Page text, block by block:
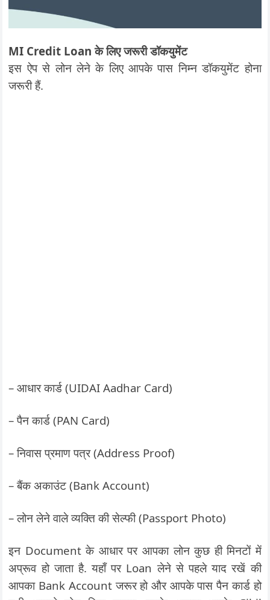
MI Credit Loan के लिए जरूरी डॉकयुमेंट
इस ऐप से लोन लेने के लिए आपके पास निम्न डॉकयुमेंट होना
जरूरी हैं.
– आधार कार्ड (UIDAI Aadhar Card)
– पैन कार्ड (PAN Card)
– निवास प्रमाण पत्र (Address Proof)
– बैंक अकाउंट (Bank Account)
– लोन लेने वाले व्यक्ति की सेल्फी (Passport Photo)
इन Document के आधार पर आपका लोन कुछ ही मिनटों में
अप्रूव हो जाता है. यहाँ पर Loan लेने से पहले याद रखें की
आपका Bank Account जरूर हो और आपके पास पैन कार्ड हो